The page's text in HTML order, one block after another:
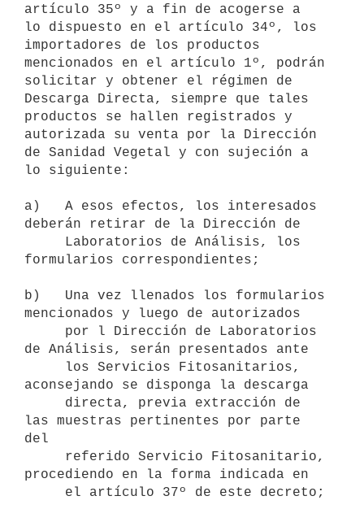
artículo 35º y a fin de acogerse a
lo dispuesto en el artículo 34º, los
importadores de los productos
mencionados en el artículo 1º, podrán
solicitar y obtener el régimen de
Descarga Directa, siempre que tales
productos se hallen registrados y
autorizada su venta por la Dirección
de Sanidad Vegetal y con sujeción a
lo siguiente:
a)   A esos efectos, los interesados
deberán retirar de la Dirección de
formularios correspondientes;
b)   Una vez llenados los formularios
mencionados y luego de autorizados
de Análisis, serán presentados ante
aconsejando se disponga la descarga
las muestras pertinentes por parte
del
procediendo en la forma indicada en